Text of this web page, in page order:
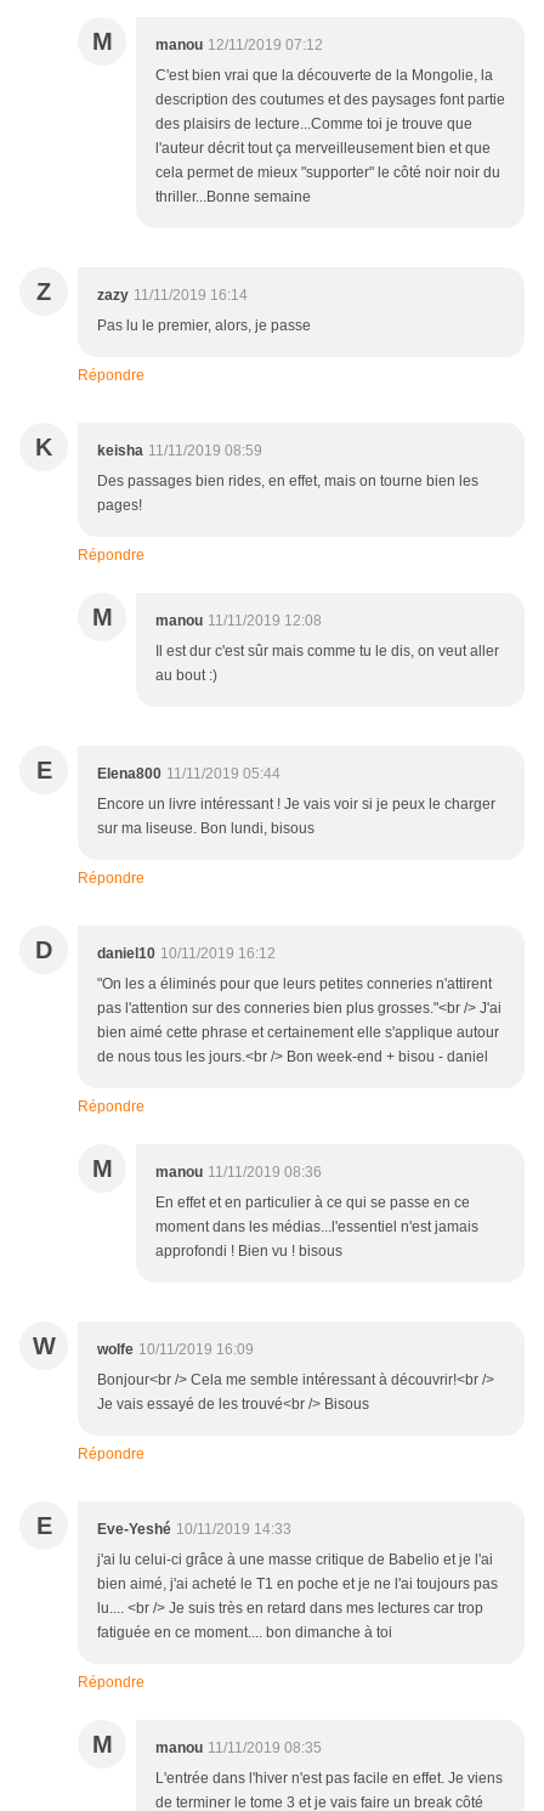
M manou 12/11/2019 07:12
C'est bien vrai que la découverte de la Mongolie, la
description des coutumes et des paysages font partie
des plaisirs de lecture...Comme toi je trouve que
l'auteur décrit tout ça merveilleusement bien et que
cela permet de mieux "supporter" le côté noir noir du
thriller...Bonne semaine
Z zazy 11/11/2019 16:14
Pas lu le premier, alors, je passe
Répondre
K keisha 11/11/2019 08:59
Des passages bien rides, en effet, mais on tourne bien les
pages!
Répondre
M manou 11/11/2019 12:08
Il est dur c'est sûr mais comme tu le dis, on veut aller
au bout :)
E Elena800 11/11/2019 05:44
Encore un livre intéressant ! Je vais voir si je peux le charger
sur ma liseuse. Bon lundi, bisous
Répondre
D daniel10 10/11/2019 16:12
"On les a éliminés pour que leurs petites conneries n'attirent
pas l'attention sur des conneries bien plus grosses."<br /> J'ai
bien aimé cette phrase et certainement elle s'applique autour
de nous tous les jours.<br /> Bon week-end + bisou - daniel
Répondre
M manou 11/11/2019 08:36
En effet et en particulier à ce qui se passe en ce
moment dans les médias...l'essentiel n'est jamais
approfondi ! Bien vu ! bisous
W wolfe 10/11/2019 16:09
Bonjour<br /> Cela me semble intéressant à découvrir!<br />
Je vais essayé de les trouvé<br /> Bisous
Répondre
E Eve-Yeshé 10/11/2019 14:33
j'ai lu celui-ci grâce à une masse critique de Babelio et je l'ai
bien aimé, j'ai acheté le T1 en poche et je ne l'ai toujours pas
lu.... <br /> Je suis très en retard dans mes lectures car trop
fatiguée en ce moment.... bon dimanche à toi
Répondre
M manou 11/11/2019 08:35
L'entrée dans l'hiver n'est pas facile en effet. Je viens
de terminer le tome 3 et je vais faire un break côté